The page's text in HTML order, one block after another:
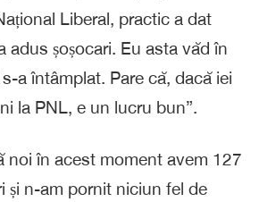
Liberal, practic a dat
adus șoșocari. Eu asta văd în
a întâmplat. Pare că, dacă iei
la PNL, e un lucru bun”.
noi în acest moment avem 127
și n-am pornit niciun fel de